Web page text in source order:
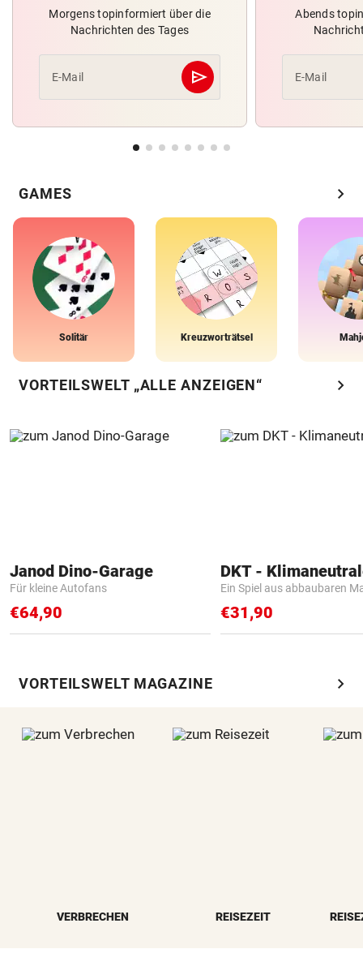
Morgens topinformiert über die
Nachrichten des Tages
E-Mail send
Abschicken
Abends
E-Mail
GAMES chevron_right
Solitär Kreuzworträtsel
VORTEILSWELT „ALLE ANZEIGEN“ chevron_right
Janod Dino-Garage
Für kleine Autofans
€64,90
Ein Spiel aus abbaubaren
€31,90
VORTEILSWELT MAGAZINE chevron_right
VERBRECHEN REISEZEIT